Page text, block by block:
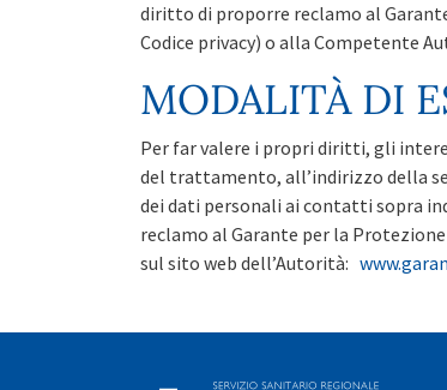
diritto di proporre reclamo al
Codice privacy) o alla Competente
MODALITÀ DI
Per far valere i propri diritti, gli
del trattamento, all’indirizzo della
dei dati personali ai contatti sopra
reclamo al Garante per la
sul sito web dell’Autorità: